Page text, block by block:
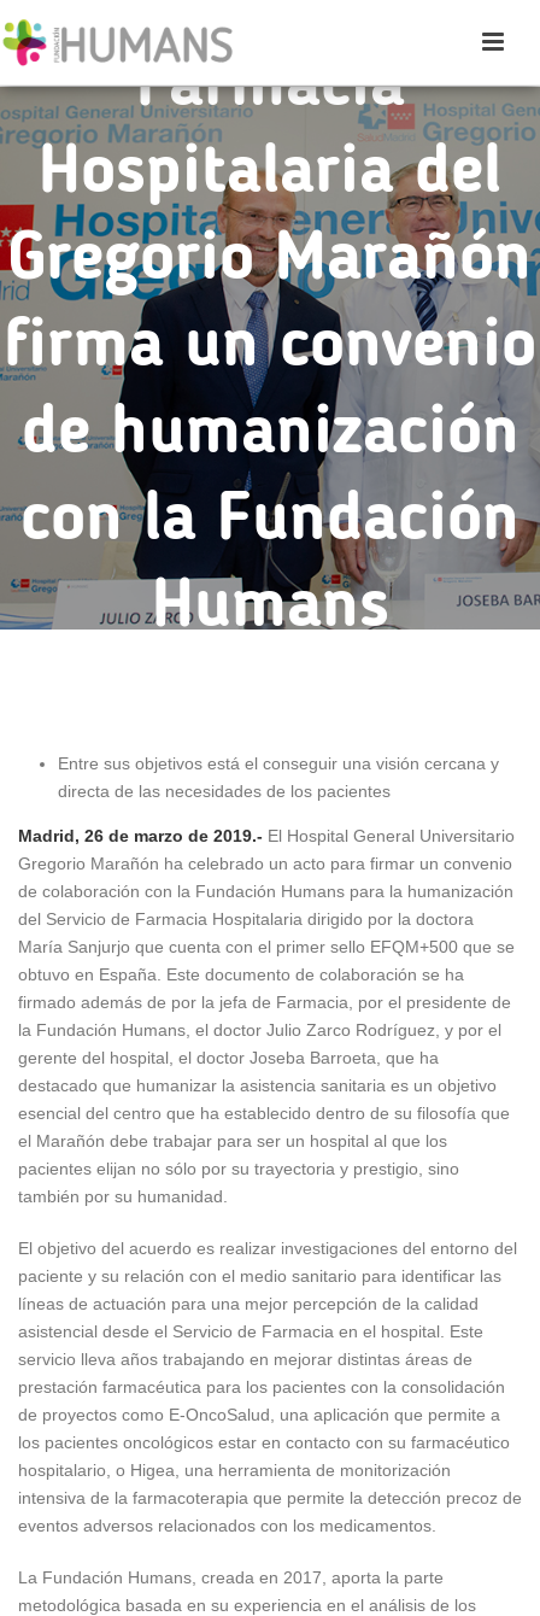
Farmacia
Hospitalaria del
Gregorio Marañón
firma un convenio
de humanización
con la Fundación
Humans
Entre sus objetivos está el conseguir una visión cercana y
directa de las necesidades de los pacientes
Madrid, 26 de marzo de 2019.- El Hospital General Universitario
Gregorio Marañón ha celebrado un acto para firmar un convenio
de colaboración con la Fundación Humans para la humanización
del Servicio de Farmacia Hospitalaria dirigido por la doctora
María Sanjurjo que cuenta con el primer sello EFQM+500 que se
obtuvo en España. Este documento de colaboración se ha
firmado además de por la jefa de Farmacia, por el presidente de
la Fundación Humans, el doctor Julio Zarco Rodríguez, y por el
gerente del hospital, el doctor Joseba Barroeta, que ha
destacado que humanizar la asistencia sanitaria es un objetivo
esencial del centro que ha establecido dentro de su filosofía que
el Marañón debe trabajar para ser un hospital al que los
pacientes elijan no sólo por su trayectoria y prestigio, sino
también por su humanidad.
El objetivo del acuerdo es realizar investigaciones del entorno del
paciente y su relación con el medio sanitario para identificar las
líneas de actuación para una mejor percepción de la calidad
asistencial desde el Servicio de Farmacia en el hospital. Este
servicio lleva años trabajando en mejorar distintas áreas de
prestación farmacéutica para los pacientes con la consolidación
de proyectos como E-OncoSalud, una aplicación que permite a
los pacientes oncológicos estar en contacto con su farmacéutico
hospitalario, o Higea, una herramienta de monitorización
intensiva de la farmacoterapia que permite la detección precoz de
eventos adversos relacionados con los medicamentos.
La Fundación Humans, creada en 2017, aporta la parte
metodológica basada en su experiencia en el análisis de los